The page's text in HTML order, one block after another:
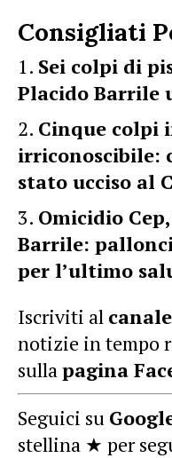
Consigliati
Sei colpi di
Placido Barrile
Cinque colpi
irriconoscibile:
stato ucciso al
Omicidio
Barrile:
per l’ultimo
Iscriviti al
notizie in tempo
sulla pagina
Seguici su
stellina ★ per